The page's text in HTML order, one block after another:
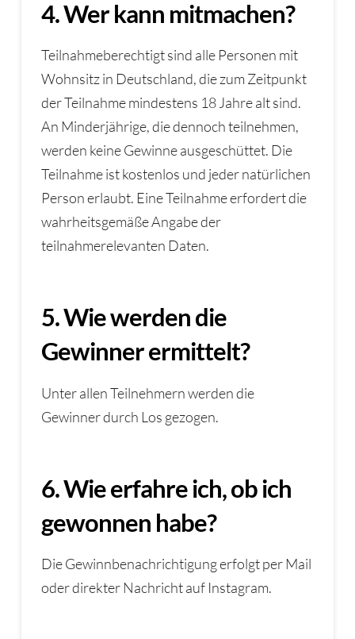
4. Wer kann mitmachen?
Teilnahmeberechtigt sind alle Personen mit
Wohnsitz in Deutschland, die zum Zeitpunkt
der Teilnahme mindestens 18 Jahre alt sind.
An Minderjährige, die dennoch teilnehmen,
werden keine Gewinne ausgeschüttet. Die
Teilnahme ist kostenlos und jeder natürlichen
Person erlaubt. Eine Teilnahme erfordert die
wahrheitsgemäße Angabe der
teilnahmerelevanten Daten.
5. Wie werden die
Gewinner ermittelt?
Unter allen Teilnehmern werden die
Gewinner durch Los gezogen.
6. Wie erfahre ich, ob ich
gewonnen habe?
Die Gewinnbenachrichtigung erfolgt per Mail
oder direkter Nachricht auf Instagram.